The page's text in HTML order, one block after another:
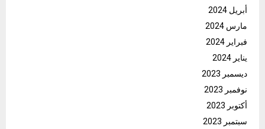
أبريل 2024
مارس 2024
فبراير 2024
يناير 2024
ديسمبر 2023
نوفمبر 2023
أكتوبر 2023
سبتمبر 2023